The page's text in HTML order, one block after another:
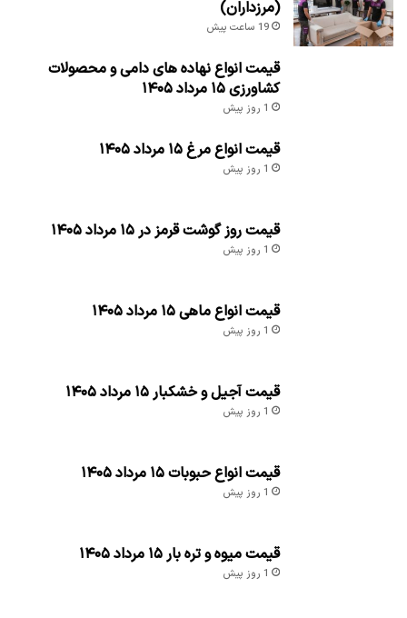
(مرزداران)
19 ساعت پیش
قیمت انواع نهاده های دامی و محصولات
کشاورزی ۱۵ مرداد ۱۴۰۵
1 روز پیش
قیمت انواع مرغ ۱۵ مرداد ۱۴۰۵
1 روز پیش
قیمت روز گوشت قرمز در ۱۵ مرداد ۱۴۰۵
1 روز پیش
قیمت انواع ماهی ۱۵ مرداد ۱۴۰۵
1 روز پیش
قیمت آجیل و خشکبار ۱۵ مرداد ۱۴۰۵
1 روز پیش
قیمت انواع حبوبات ۱۵ مرداد ۱۴۰۵
1 روز پیش
قیمت میوه و تره بار ۱۵ مرداد ۱۴۰۵
1 روز پیش